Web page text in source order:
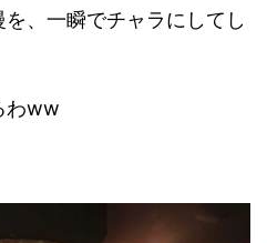
、一瞬でチャラにしてし
わww